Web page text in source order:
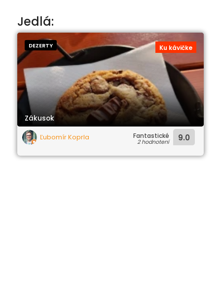
Jedlá:
Ku kávičke
DEZERTY
Zákusok
Ľubomír Koprla
Fantastické
2 hodnotení 9.0